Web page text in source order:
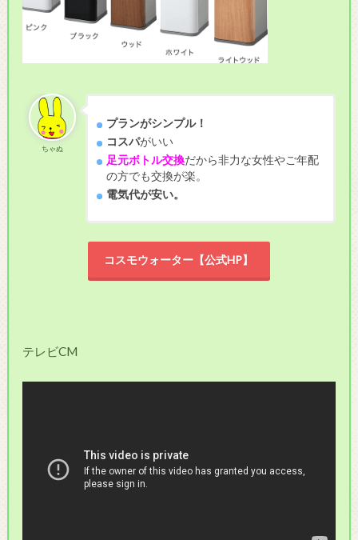
ちゃぬ
プランがシンプル！
コスパがいい
足元ボトル交換だから非力な女性やご年配
の方でも交換が楽。
電気代が安い。
コスモウォーター【公式HP】
テレビCM